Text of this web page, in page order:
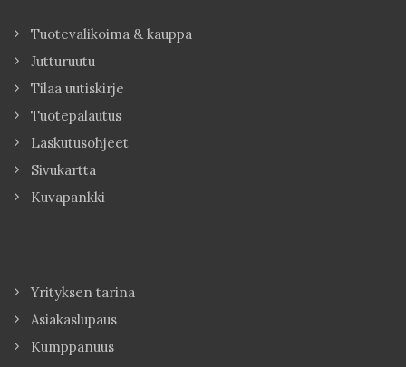
Tuotevalikoima & kauppa
Jutturuutu
Tilaa uutiskirje
Tuotepalautus
Laskutusohjeet
Sivukartta
Kuvapankki
Yrityksen tarina
Asiakaslupaus
Kumppanuus